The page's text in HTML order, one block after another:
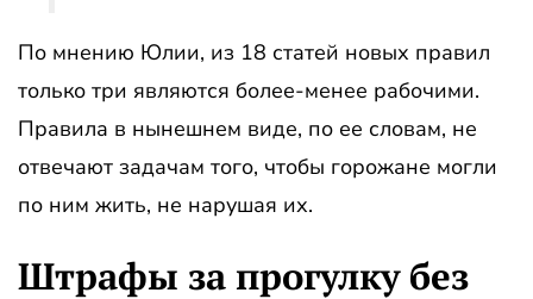
По мнению Юлии, из 18 статей новых правил
только три являются более-менее рабочими.
Правила в нынешнем виде, по ее словам, не
отвечают задачам того, чтобы горожане могли
по ним жить, не нарушая их.
Штрафы за прогулку без